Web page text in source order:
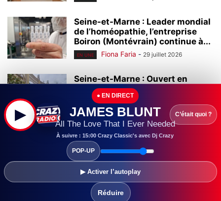
Seine-et-Marne : Leader mondial
de l’homéopathie, l’entreprise
Boiron (Montévrain) continue à...
EN UNE Fiona Faria - 29 juillet 2026
Seine-et-Marne : Ouvert en
2000, le centre commercial Val
d’Europe continue...
EN UNE Fiona Faria 28 juillet 2026
Seine-et-Marne :
L’universitarisation du Grand
Hôpital de l’Est Francilien (GHEF)
Fiona Faria -
▶
● EN DIRECT
JAMES BLUNT
All The Love That I Ever Needed
À suivre : 15:00 Crazy Classic's avec Dj Crazy
▶ Activer l’autoplay
Réduire
C’était quoi ?
POP-UP